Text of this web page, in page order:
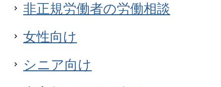
非正規労働者の労働相談
女性向け
シニア向け